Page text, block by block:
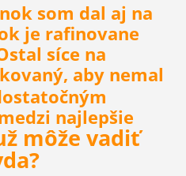
som dal aj na
je rafinovane
síce na
aby nemal
najlepšie
môže vadiť